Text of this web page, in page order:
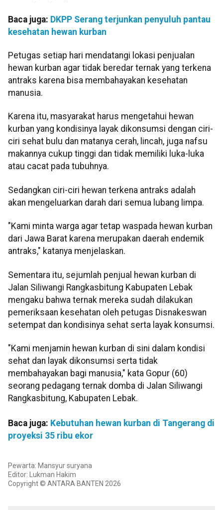
Baca juga: DKPP Serang terjunkan penyuluh pantau
kesehatan hewan kurban
Petugas setiap hari mendatangi lokasi penjualan
hewan kurban agar tidak beredar ternak yang terkena
antraks karena bisa membahayakan kesehatan
manusia.
Karena itu, masyarakat harus mengetahui hewan
kurban yang kondisinya layak dikonsumsi dengan ciri-
ciri sehat bulu dan matanya cerah, lincah, juga nafsu
makannya cukup tinggi dan tidak memiliki luka-luka
atau cacat pada tubuhnya.
Sedangkan ciri-ciri hewan terkena antraks adalah
akan mengeluarkan darah dari semua lubang limpa.
"Kami minta warga agar tetap waspada hewan kurban
dari Jawa Barat karena merupakan daerah endemik
antraks," katanya menjelaskan.
Sementara itu, sejumlah penjual hewan kurban di
Jalan Siliwangi Rangkasbitung Kabupaten Lebak
mengaku bahwa ternak mereka sudah dilakukan
pemeriksaan kesehatan oleh petugas Disnakeswan
setempat dan kondisinya sehat serta layak konsumsi.
"Kami menjamin hewan kurban di sini dalam kondisi
sehat dan layak dikonsumsi serta tidak
membahayakan bagi manusia," kata Gopur (60)
seorang pedagang ternak domba di Jalan Siliwangi
Rangkasbitung, Kabupaten Lebak.
Baca juga: Kebutuhan hewan kurban di Tangerang di
proyeksi 35 ribu ekor
Pewarta: Mansyur suryana
Editor: Lukman Hakim
Copyright © ANTARA BANTEN 2026